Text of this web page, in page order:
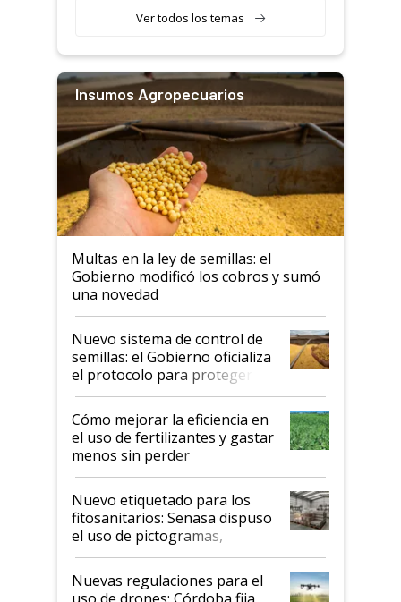
Ver todos los temas
Insumos Agropecuarios
Multas en la ley de semillas: el
Gobierno modificó los cobros y sumó
una novedad
Nuevo sistema de control de
semillas: el Gobierno oficializa
el protocolo para proteger la
propiedad intelectual
Cómo mejorar la eficiencia en
el uso de fertilizantes y gastar
menos sin perder
productividad en la campaña
fina
Nuevo etiquetado para los
fitosanitarios: Senasa dispuso
el uso de pictogramas,
palabras de advertencia e
indicaciones
Nuevas regulaciones para el